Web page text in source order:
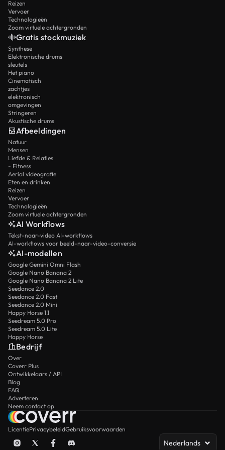
Reizen
Vervoer
Technologieën
Zoom virtuele achtergronden
Gratis stockmuziek
Synthese
Elektronische drums
sleutels
Het piano
Cinematisch
zachtjes
elektronisch
omgevingen
Stringeren
Akustische drums
Afbeeldingen
Natuur
Mensen
Liefde & Relaties
- Fitness
Aerial videografie
Eten en drinken
Reizen
Vervoer
Technologieën
Zoom virtuele achtergronden
AI Workflows
Tekst-naar-video AI-workflows
AI-workflows voor beeld-naar-video-conversie
AI-modellen
Google Gemini Omni Flash
Google Nano Banana 2
Google Nano Banana 2 Lite
Seedance 2.0
Seedance 2.0 Fast
Seedance 2.0 Mini
Happy Horse 1.1
Seedream 5.0 Pro
Seedream 5.0 Lite
Happy Horse
Bedrijf
Over
Coverr Plus
Ontwikkelaars / API
Blog
FAQ
Adverteren
Neem contact op
LicentiePrivacybeleidGebruiksvoorwaarden
Nederlands